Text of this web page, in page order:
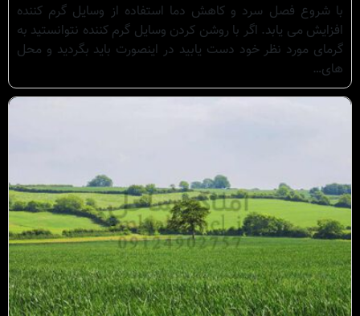
با شروع فصل سرد و کاهش دما استفاده از وسایل گرم کننده
افزایش می یابد. اگر با روشن کردن وسایل گرم کننده نتوانستید به
گرمای مورد نظر خود دست یابید در اینصورت باید بگردید و محل
های…